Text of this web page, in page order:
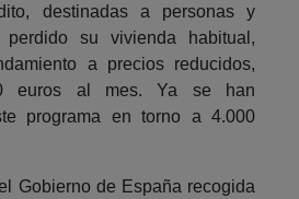
destinadas a personas y
su vivienda habitual,
a precios reducidos,
euros al mes. Ya se han
programa en torno a 4.000
Gobierno de España recogida